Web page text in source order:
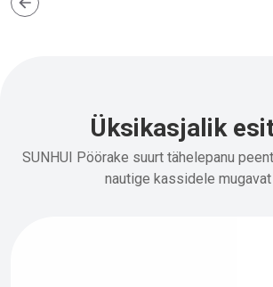
Üksikasjalik
SUNHUI Pöörake suurt tähelepanu
nautige kassidele